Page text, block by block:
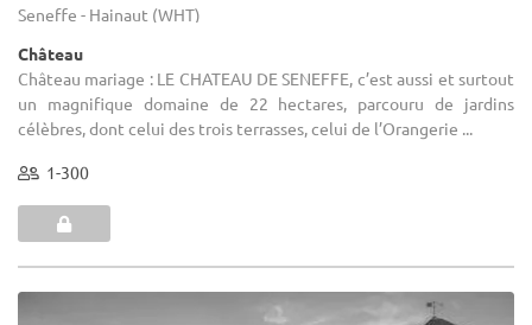
Seneffe - Hainaut (WHT)
Château
Château mariage : LE CHATEAU DE SENEFFE, c’est aussi et surtout
un magnifique domaine de 22 hectares, parcouru de jardins
célèbres, dont celui des trois terrasses, celui de l’Orangerie ...
1-300